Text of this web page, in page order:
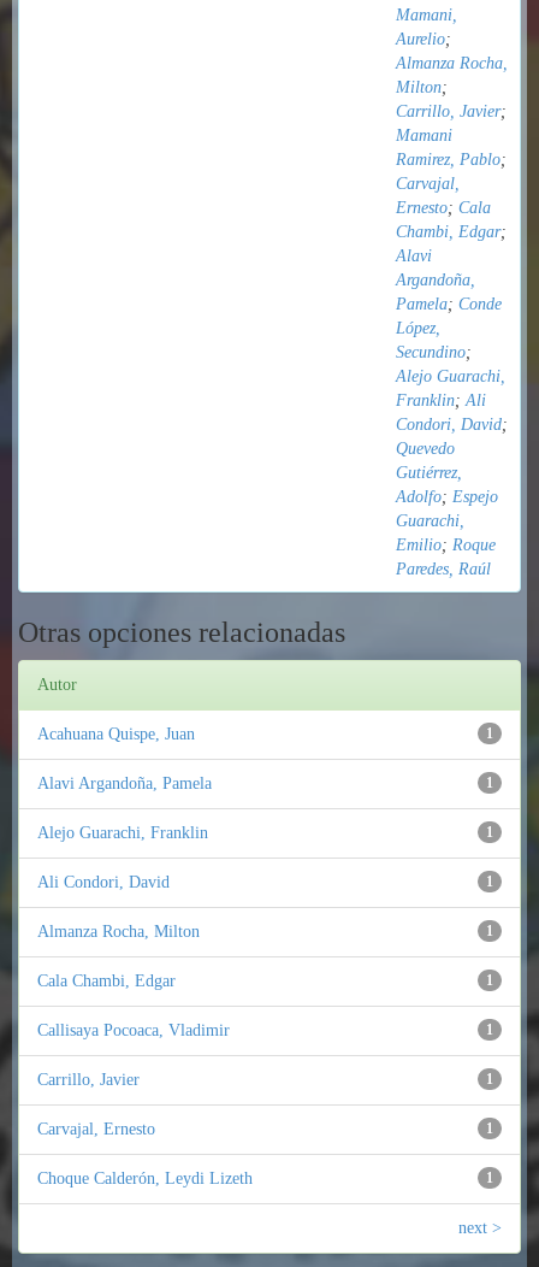
Mamani,
Aurelio;
Almanza Rocha,
Milton;
Carrillo, Javier;
Mamani
Ramirez, Pablo;
Carvajal,
Ernesto; Cala
Chambi, Edgar;
Alavi
Argandoña,
Pamela; Conde
López,
Secundino;
Alejo Guarachi,
Franklin;Ali
Condori, David;
Quevedo
Gutiérrez,
Adolfo; Espejo
Guarachi,
Emilio; Roque
Paredes, Raúl
Otras opciones relacionadas
Autor
1
Acahuana Quispe, Juan
1
Alavi Argandoña, Pamela
1
Alejo Guarachi, Franklin
1
Ali Condori, David
1
Almanza Rocha, Milton
1
Cala Chambi, Edgar
1
Callisaya Pocoaca, Vladimir
1
Carrillo, Javier
1
Carvajal, Ernesto
1
Choque Calderón, Leydi Lizeth
next >